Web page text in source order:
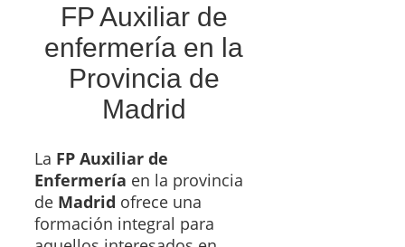
FP Auxiliar de
enfermería en la
Provincia de
Madrid
La FP Auxiliar de
Enfermería en la provincia
de Madrid ofrece una
formación integral para